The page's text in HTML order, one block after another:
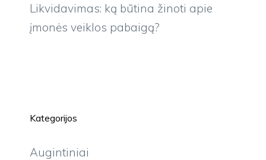
Likvidavimas: ką būtina žinoti apie
įmonės veiklos pabaigą?
Kategorijos
Augintiniai